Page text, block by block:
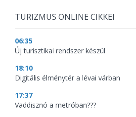
TURIZMUS ONLINE CIKKEI
06:35
Új turisztikai rendszer készül
18:10
Digitális élménytér a lévai várban
17:37
Vaddisznó a metróban???